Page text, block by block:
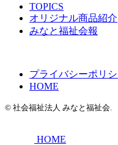
TOPICS
オリジナル商品紹介
みなと福祉会報
プライバシーポリ
HOME
© 社会福祉法人 みなと福祉会.
HOME